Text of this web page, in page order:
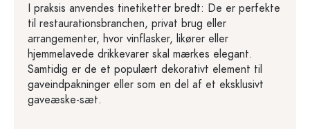
I praksis anvendes tinetiketter bredt: De er perfekte
til restaurationsbranchen, privat brug eller
arrangementer, hvor vinflasker, likører eller
hjemmelavede drikkevarer skal mærkes elegant.
Samtidig er de et populært dekorativt element til
gaveindpakninger eller som en del af et eksklusivt
gaveæske-sæt.